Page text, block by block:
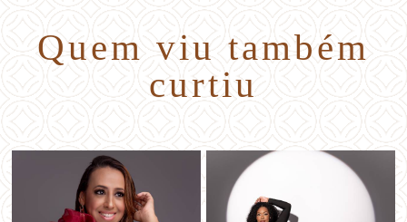
Quem viu também
curtiu